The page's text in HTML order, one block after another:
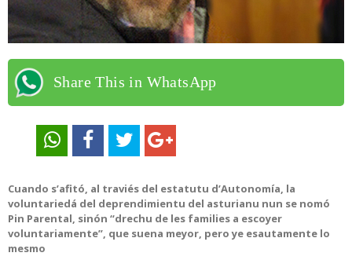
Share This in WhatsApp
Cuando s’afitó, al traviés del estatutu d’Autonomía, la
voluntariedá del deprendimientu del asturianu nun se nomó
Pin Parental, sinón “drechu de les families a escoyer
voluntariamente”, que suena meyor, pero ye esautamente lo
mesmo